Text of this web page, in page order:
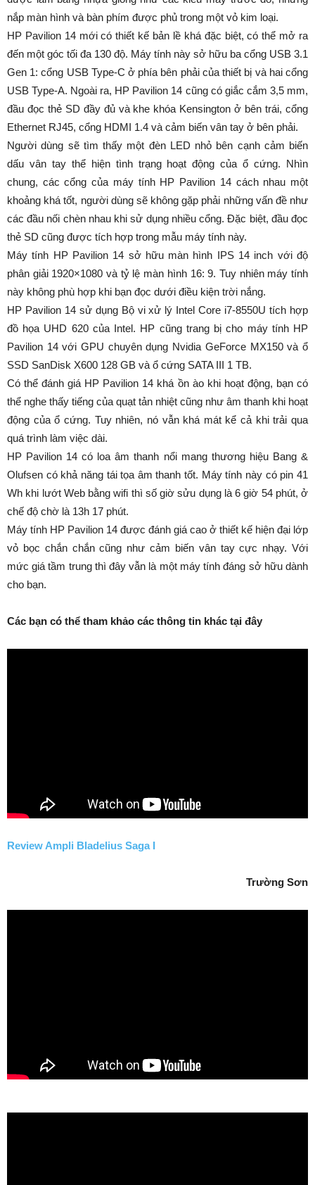
nắp màn hình và bàn phím được phủ trong một vỏ kim loại.
HP Pavilion 14 mới có thiết kế bản lề khá đặc biệt, có thể mở ra
đến một góc tối đa 130 độ. Máy tính này sở hữu ba cổng USB 3.1
Gen 1: cổng USB Type-C ở phía bên phải của thiết bị và hai cổng
USB Type-A. Ngoài ra, HP Pavilion 14 cũng có giắc cắm 3,5 mm,
đầu đọc thẻ SD đầy đủ và khe khóa Kensington ở bên trái, cổng
Ethernet RJ45, cổng HDMI 1.4 và cảm biến vân tay ở bên phải.
Người dùng sẽ tìm thấy một đèn LED nhỏ bên cạnh cảm biến
dấu vân tay thể hiện tình trạng hoạt động của ổ cứng. Nhìn
chung, các cổng của máy tính HP Pavilion 14 cách nhau một
khoảng khá tốt, người dùng sẽ không gặp phải những vấn đề như
các đầu nối chèn nhau khi sử dụng nhiều cổng. Đặc biệt, đầu đọc
thẻ SD cũng được tích hợp trong mẫu máy tính này.
Máy tính HP Pavilion 14 sở hữu màn hình IPS 14 inch với độ
phân giải 1920×1080 và tỷ lệ màn hình 16: 9. Tuy nhiên máy tính
này không phù hợp khi bạn đọc dưới điều kiện trời nắng.
HP Pavilion 14 sử dụng Bộ vi xử lý Intel Core i7-8550U tích hợp
đồ họa UHD 620 của Intel. HP cũng trang bị cho máy tính HP
Pavilion 14 với GPU chuyên dụng Nvidia GeForce MX150 và ổ
SSD SanDisk X600 128 GB và ổ cứng SATA III 1 TB.
Có thể đánh giá HP Pavilion 14 khá ồn ào khi hoạt động, bạn có
thể nghe thấy tiếng của quạt tản nhiệt cũng như âm thanh khi hoạt
động của ổ cứng. Tuy nhiên, nó vẫn khá mát kể cả khi trải qua
quá trình làm việc dài.
HP Pavilion 14 có loa âm thanh nổi mang thương hiệu Bang &
Olufsen có khả năng tái tọa âm thanh tốt. Máy tính này có pin 41
Wh khi lướt Web bằng wifi thì số giờ sửu dụng là 6 giờ 54 phút, ở
chế độ chờ là 13h 17 phút.
Máy tính HP Pavilion 14 được đánh giá cao ở thiết kế hiện đại lớp
vỏ bọc chắn chắn cũng như cảm biến vân tay cực nhạy. Với
mức giá tầm trung thì đây vẫn là một máy tính đáng sở hữu dành
cho bạn.
Các bạn có thể tham khảo các thông tin khác tại đây
Review Ampli Bladelius Saga I
Trường Sơn